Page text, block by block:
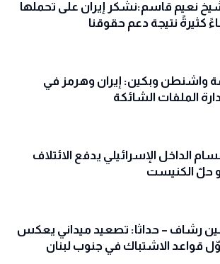
نعيم قاسم:نشكر إيران على تحملها
كثيرةً نتيجة دعم حقوقنا
واشنطن وبكين: إيران وهرمز في
الملفات الشائكة
الداخل الإسرائيلي يدفع الائتلاف
حلّ الكنيست
رشاف – حداثا: تصعيد ميداني يعكس
قواعد الاشتباك في جنوب لبنان